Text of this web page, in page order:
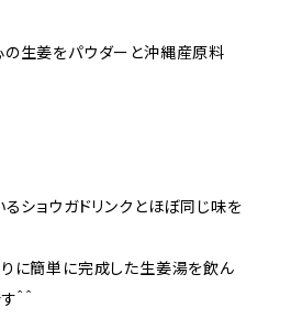
の生姜をパウダーと沖縄産原料
ショウガドリンクとほぼ同じ味を
に簡単に完成した生姜湯を飲ん
＾